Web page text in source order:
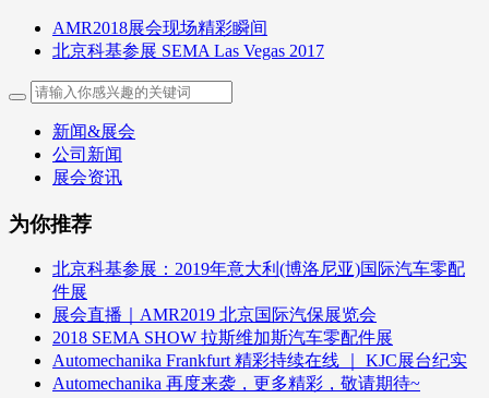
AMR2018展会现场精彩瞬间
北京科基参展 SEMA Las Vegas 2017
新闻&展会
公司新闻
展会资讯
为你推荐
北京科基参展：2019年意大利(博洛尼亚)国际汽车零配
件展
展会直播｜AMR2019 北京国际汽保展览会
2018 SEMA SHOW 拉斯维加斯汽车零配件展
Automechanika Frankfurt 精彩持续在线 ｜ KJC展台纪实
Automechanika 再度来袭，更多精彩，敬请期待~